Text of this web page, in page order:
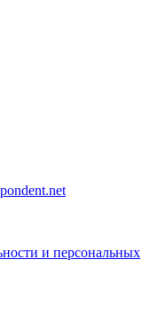
и персональных